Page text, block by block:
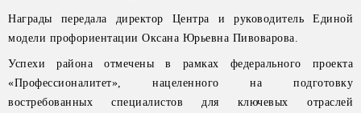
Награды передала директор Центра и руководитель Единой
модели профориентации Оксана Юрьевна Пивоварова.
Успехи района отмечены в рамках федерального проекта
«Профессионалитет», нацеленного на подготовку
востребованных специалистов для ключевых отраслей